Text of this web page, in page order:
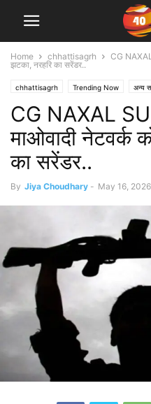
Home chhattisagrh
CG
झटका, नरहरि का सरेंडर..
chhattisagrh Trending Now अन्य
CG NAXAL
माओवादी नेटवर्क
का सरेंडर..
By Jiya Choudhary - May 16, 2026